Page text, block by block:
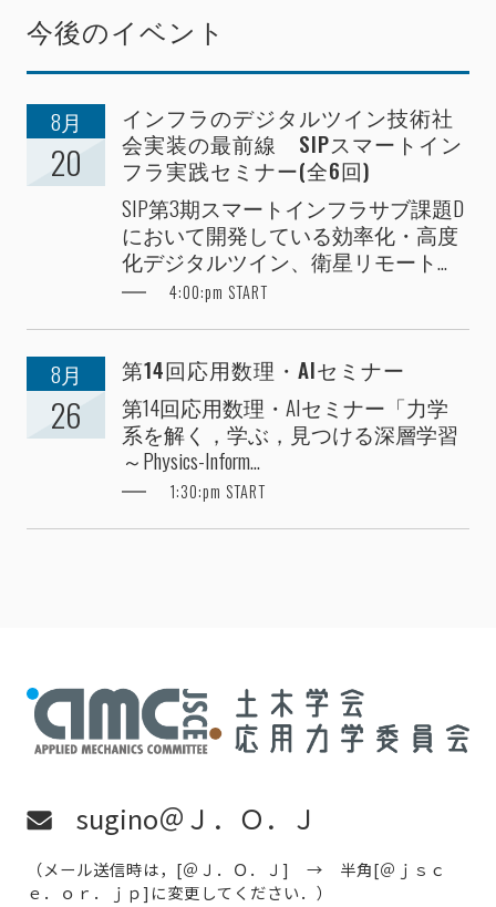
今後のイベント
8月
20
インフラのデジタルツイン技術社
会実装の最前線 SIPスマートイン
フラ実践セミナー(全6回)
SIP第3期スマートインフラサブ課題D
において開発している効率化・高度
化デジタルツイン、衛星リモート...
4:00:pm START
8月
26
第14回応用数理・AIセミナー
第14回応用数理・AIセミナー「力学
系を解く，学ぶ，見つける深層学習
～Physics-Inform...
1:30:pm START
sugino＠Ｊ．Ｏ．Ｊ
（メール送信時は，[＠Ｊ．Ｏ．Ｊ] → 半角[＠ｊｓｃ
ｅ．ｏｒ．ｊｐ]に変更してください．）